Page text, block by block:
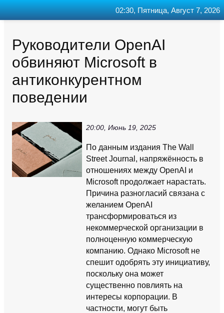
Руководители OpenAI
обвиняют Microsoft в
антиконкурентном
поведении
20:00, Июнь 19, 2025
По данным издания The Wall
Street Journal, напряжённость в
отношениях между OpenAI и
Microsoft продолжает нарастать.
Причина разногласий связана с
желанием OpenAI
трансформироваться из
некоммерческой организации в
полноценную коммерческую
компанию. Однако Microsoft не
спешит одобрять эту инициативу,
поскольку она может
существенно повлиять на
интересы корпорации. В
частности, могут быть
02:30, Пятница, Август 7, 2026